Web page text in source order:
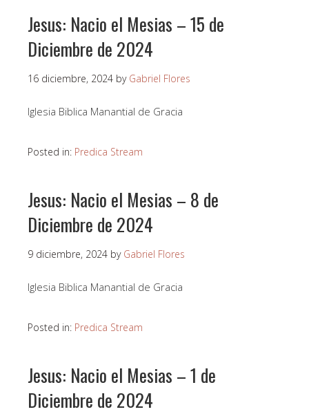
Jesus: Nacio el Mesias – 15 de
Diciembre de 2024
16 diciembre, 2024 by Gabriel Flores
Iglesia Biblica Manantial de Gracia
Posted in: Predica Stream
Jesus: Nacio el Mesias – 8 de
Diciembre de 2024
9 diciembre, 2024 by Gabriel Flores
Iglesia Biblica Manantial de Gracia
Posted in: Predica Stream
Jesus: Nacio el Mesias – 1 de
Diciembre de 2024